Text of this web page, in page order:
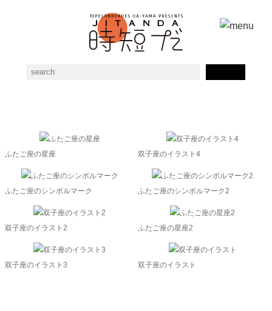
ふたご座の星座 双子座のイラスト4
ふたご座のシンボルマーク ふたご座のシンボルマーク2
双子座のイラスト2 ふたご座の星座2
双子座のイラスト3 双子座のイラスト